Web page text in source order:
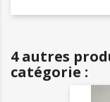
4 autres
catégorie :